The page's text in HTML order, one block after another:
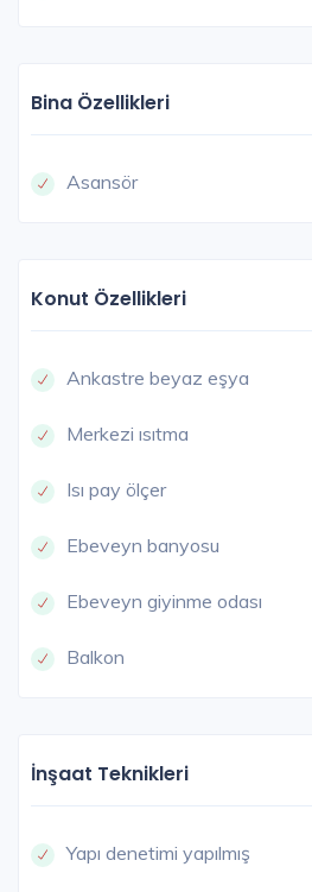
Bina Özellikleri
Asansör
Konut Özellikleri
Ankastre beyaz eşya
Merkezi ısıtma
Isı pay ölçer
Ebeveyn banyosu
Ebeveyn giyinme odası
Balkon
İnşaat Teknikleri
Yapı denetimi yapılmış